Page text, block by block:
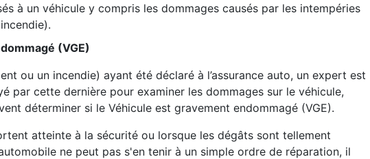
à un véhicule y compris les dommages causés par les intempéries
(VGE)
ou un incendie) ayant été déclaré à l’assurance auto, un expert est
par cette dernière pour examiner les dommages sur le véhicule,
déterminer si le Véhicule est gravement endommagé (VGE).
atteinte à la sécurité ou lorsque les dégâts sont tellement
ne peut pas s'en tenir à un simple ordre de réparation, il